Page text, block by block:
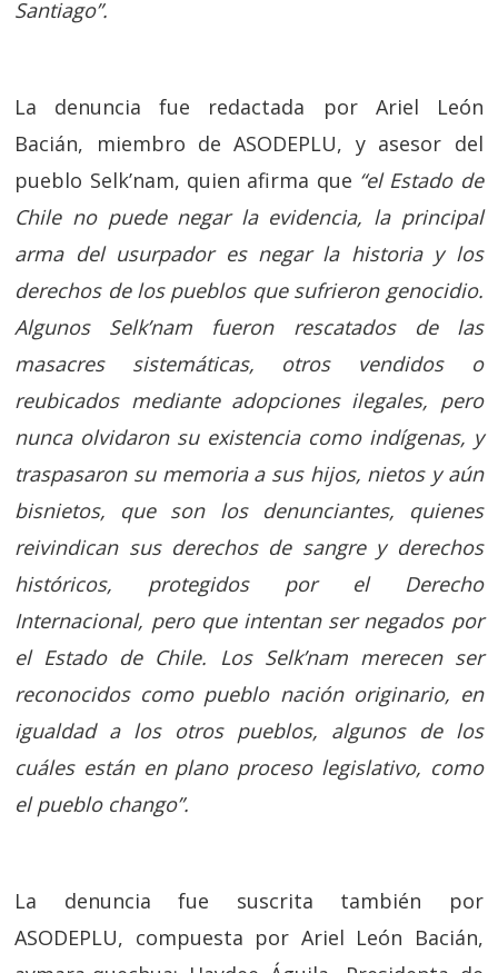
Santiago”.
La denuncia fue redactada por Ariel León
Bacián, miembro de ASODEPLU, y asesor del
pueblo Selk’nam, quien afirma que “el Estado de
Chile no puede negar la evidencia, la principal
arma del usurpador es negar la historia y los
derechos de los pueblos que sufrieron genocidio.
Algunos Selk’nam fueron rescatados de las
masacres sistemáticas, otros vendidos o
reubicados mediante adopciones ilegales, pero
nunca olvidaron su existencia como indígenas, y
traspasaron su memoria a sus hijos, nietos y aún
bisnietos, que son los denunciantes, quienes
reivindican sus derechos de sangre y derechos
históricos, protegidos por el Derecho
Internacional, pero que intentan ser negados por
el Estado de Chile. Los Selk’nam merecen ser
reconocidos como pueblo nación originario, en
igualdad a los otros pueblos, algunos de los
cuáles están en plano proceso legislativo, como
el pueblo chango”.
La denuncia fue suscrita también por
ASODEPLU, compuesta por Ariel León Bacián,